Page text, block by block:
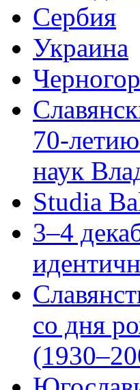
Сербия
Украина
70-
наук
Studia
3–4
со дня